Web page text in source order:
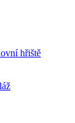
hřiště